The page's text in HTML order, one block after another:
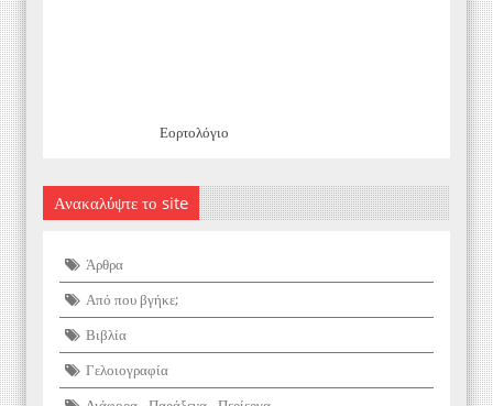
Εορτολόγιο
Ανακαλύψτε το site
Άρθρα
Από που βγήκε;
Βιβλία
Γελοιογραφία